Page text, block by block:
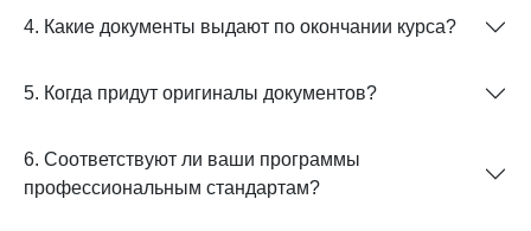
4. Какие документы выдают по окончании курса?
5. Когда придут оригиналы документов?
6. Соответствуют ли ваши программы
профессиональным стандартам?